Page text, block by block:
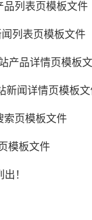
品列表页模板文件
列表页模板文件
产品详情页模板
新闻详情页模板
索页模板文件
模板文件
！